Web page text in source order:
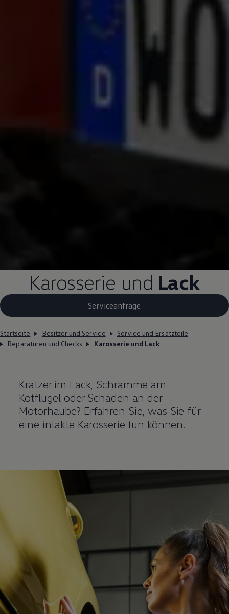
Karosserie und Lack
Serviceanfrage
Startseite Besitzer und Service
Service und Ersatzteile
Reparaturen und Checks
Karosserie und Lack
Kratzer im Lack, Schramme am
Kotflügel oder Schäden an der
Motorhaube? Erfahren Sie, was Sie für
eine intakte Karosserie tun können.